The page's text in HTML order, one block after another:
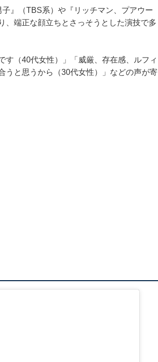
』（TBS系）や『リッチマン、プアウー
、端正な顔立ちとさっそうとした演技で多
す（40代女性）」「威厳、存在感、ルフィ
うと思うから（30代女性）」などの声が寄